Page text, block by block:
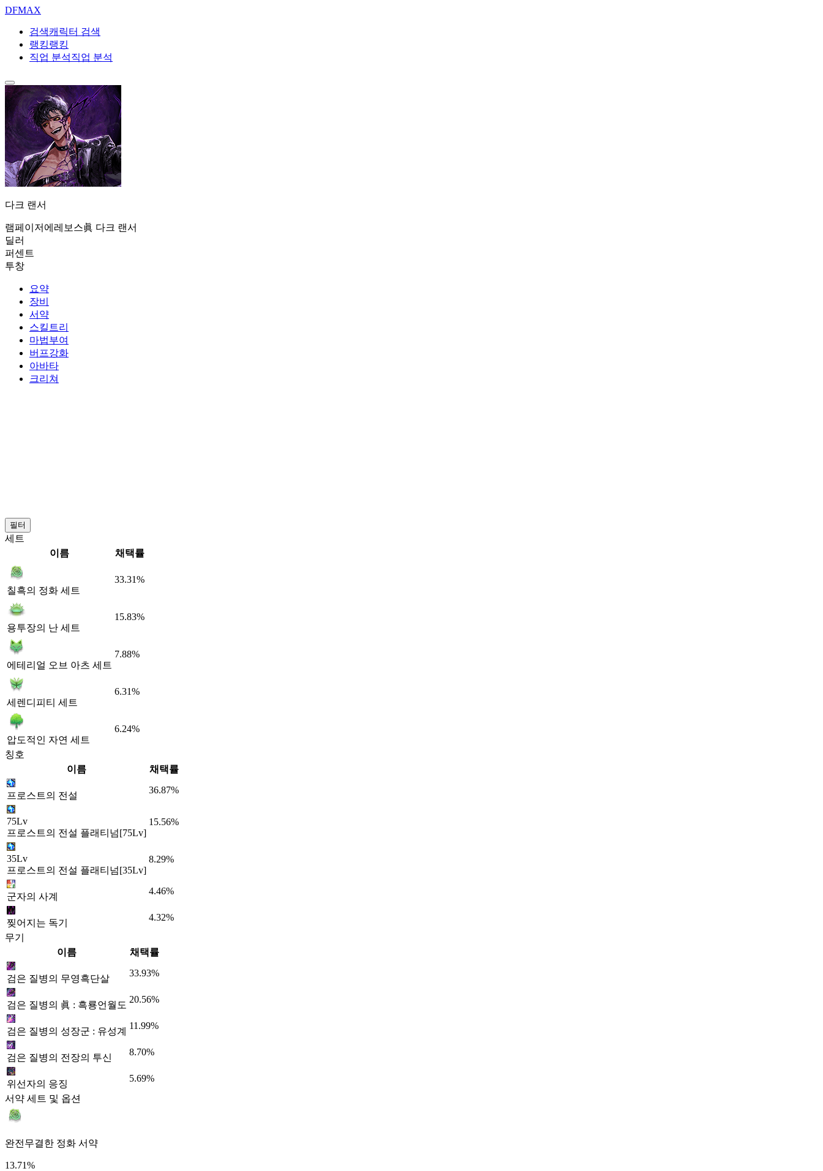
DFMAX
검색캐릭터 검색
랭킹랭킹
직업 분석직업 분석
다크 랜서
램페이저 에레보스眞 다크 랜서
딜러
퍼센트
투창
요약
장비
서약
스킬트리
마법부여
버프강화
아바타
크리쳐
필터
세트
이름
채택률
칠흑의 정화 세트
33.31%
용투장의 난 세트
15.83%
에테리얼 오브 아츠 세트
7.88%
세렌디피티 세트
6.31%
압도적인 자연 세트
6.24%
칭호
이름
채택률
프로스트의 전설
36.87%
75Lv
프로스트의 전설 플래티넘[75Lv]
15.56%
35Lv
프로스트의 전설 플래티넘[35Lv]
8.29%
군자의 사계
4.46%
찢어지는 독기
4.32%
무기
이름
채택률
검은 질병의 무영흑단살
33.93%
검은 질병의 眞 : 흑룡언월도
20.56%
검은 질병의 성장군 : 유성계
11.99%
검은 질병의 전장의 투신
8.70%
위선자의 응징
5.69%
서약 세트 및 옵션
완전무결한 정화 서약
13.71%